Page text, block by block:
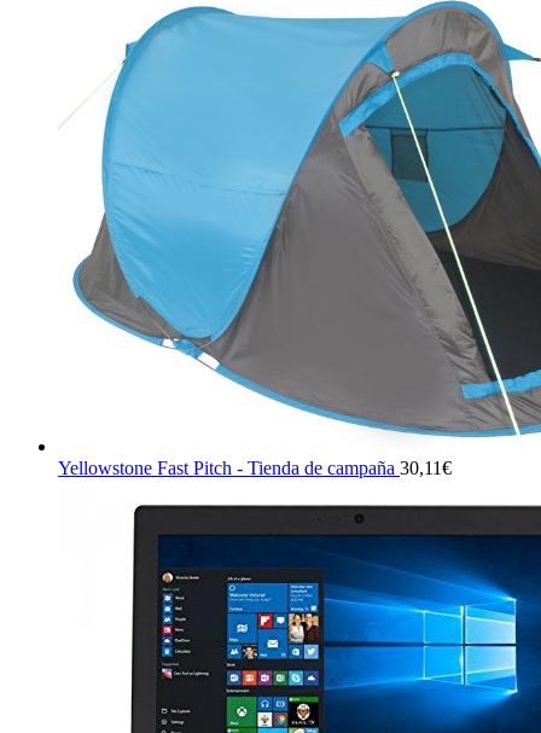
original
era:
81,95€.
actual
es:
Yellowstone Fast Pitch - Tienda de campaña 30,11€